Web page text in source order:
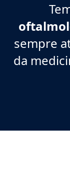
sempre
da